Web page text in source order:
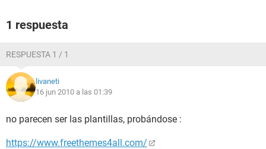
1 respuesta
RESPUESTA 1 / 1
livaneti
16 jun 2010 a las 01:39
no parecen ser las plantillas, probándose :
https://www.freethemes4all.com/